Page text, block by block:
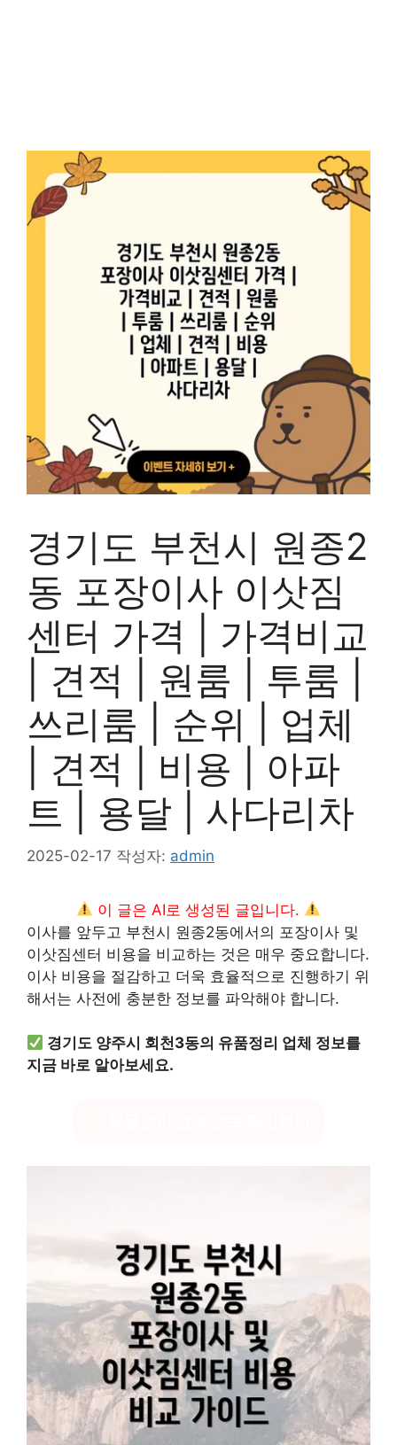
경기도 부천시 원종2
동 포장이사 이삿짐
센터 가격 | 가격비교
| 견적 | 원룸 | 투룸 |
쓰리룸 | 순위 | 업체
| 견적 | 비용 | 아파
트 | 용달 | 사다리차
2025-02-17 작성자: admin
이 글은 AI로 생성된 글입니다.
이사를 앞두고 부천시 원종2동에서의 포장이사 및
이삿짐센터 비용을 비교하는 것은 매우 중요합니다.
이사 비용을 절감하고 더욱 효율적으로 진행하기 위
해서는 사전에 충분한 정보를 파악해야 합니다.
경기도 양주시 회천3동의 유품정리 업체 정보를
지금 바로 알아보세요.